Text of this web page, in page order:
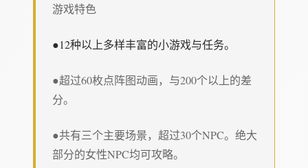
游戏特色
●12种以上多样丰富的小游戏与任务。
●超过60枚点阵图动画，与200个以上的差
分。
●共有三个主要场景，超过30个NPC。绝大
部分的女性NPC均可攻略。